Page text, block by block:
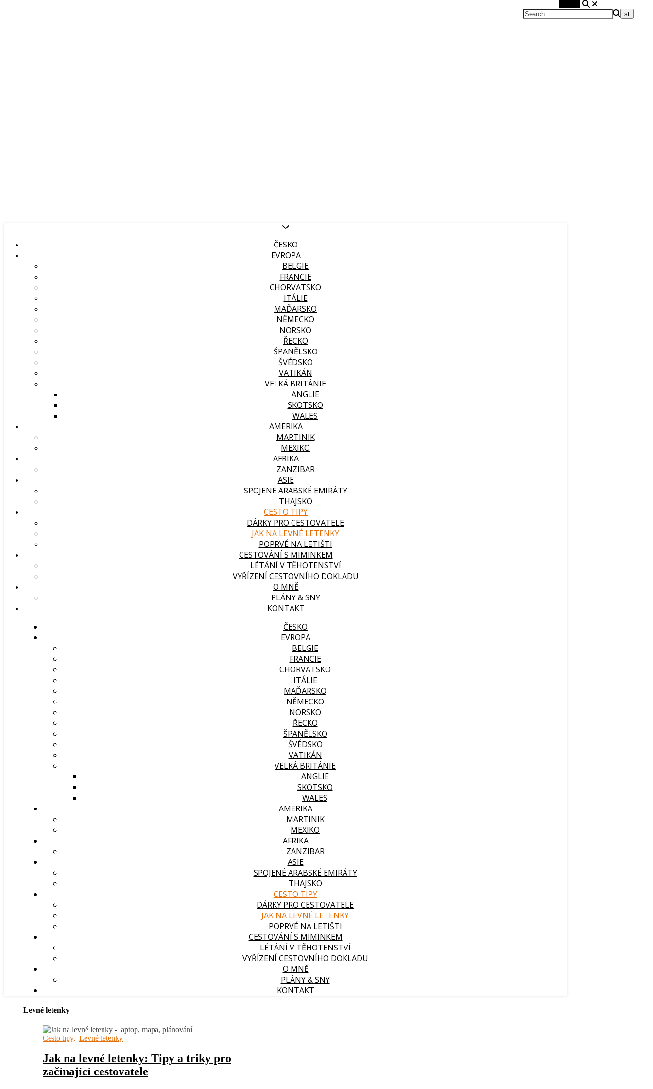
ČESKO
EVROPA
BELGIE
FRANCIE
CHORVATSKO
ITÁLIE
MAĎARSKO
NĚMECKO
NORSKO
ŘECKO
ŠPANĚLSKO
ŠVÉDSKO
VATIKÁN
VELKÁ BRITÁNIE
ANGLIE
SKOTSKO
WALES
AMERIKA
MARTINIK
MEXIKO
AFRIKA
ZANZIBAR
ASIE
SPOJENÉ ARABSKÉ EMIRÁTY
THAJSKO
CESTO TIPY
DÁRKY PRO CESTOVATELE
JAK NA LEVNÉ LETENKY
POPRVÉ NA LETIŠTI
CESTOVÁNÍ S MIMINKEM
LÉTÁNÍ V TĚHOTENSTVÍ
VYŘÍZENÍ CESTOVNÍHO DOKLADU
O MNĚ
PLÁNY & SNY
KONTAKT
ČESKO
EVROPA
BELGIE
FRANCIE
CHORVATSKO
ITÁLIE
MAĎARSKO
NĚMECKO
NORSKO
ŘECKO
ŠPANĚLSKO
ŠVÉDSKO
VATIKÁN
VELKÁ BRITÁNIE
ANGLIE
SKOTSKO
WALES
AMERIKA
MARTINIK
MEXIKO
AFRIKA
ZANZIBAR
ASIE
SPOJENÉ ARABSKÉ EMIRÁTY
THAJSKO
CESTO TIPY
DÁRKY PRO CESTOVATELE
JAK NA LEVNÉ LETENKY
POPRVÉ NA LETIŠTI
CESTOVÁNÍ S MIMINKEM
LÉTÁNÍ V TĚHOTENSTVÍ
VYŘÍZENÍ CESTOVNÍHO DOKLADU
O MNĚ
PLÁNY & SNY
KONTAKT
Levné letenky
Cesto tipy, Levné letenky
Jak na levné letenky: Tipy a triky pro
začínající cestovatele